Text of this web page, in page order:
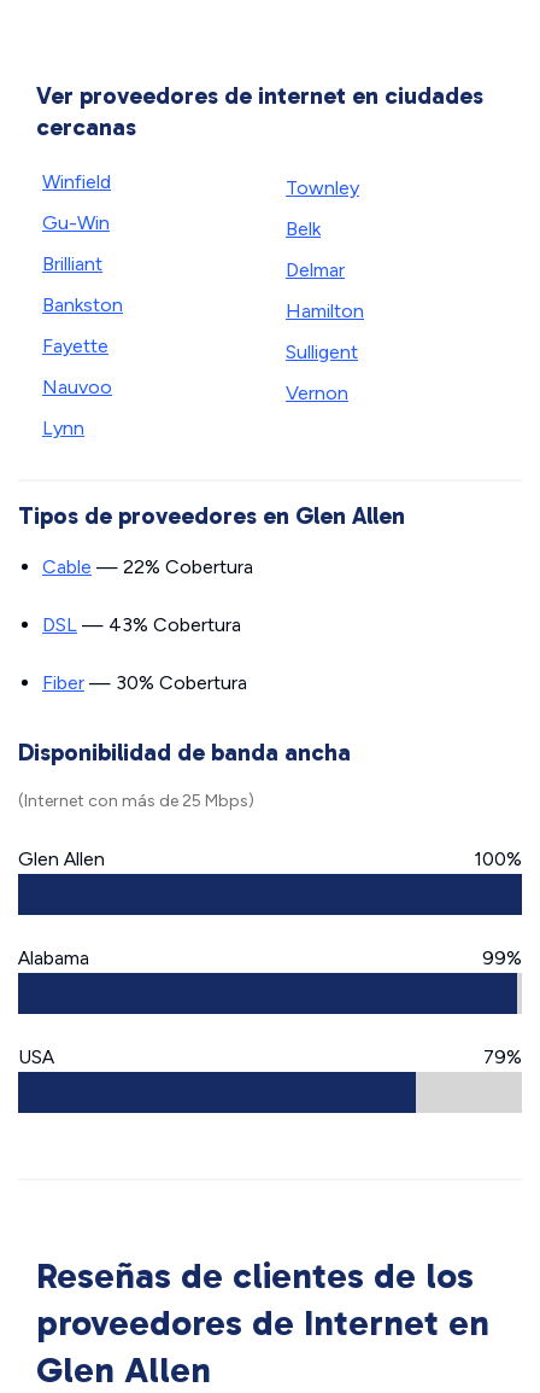
Ver proveedores de internet en ciudades
cercanas
Winfield
Gu-Win
Brilliant
Bankston
Fayette
Nauvoo
Lynn
Townley
Belk
Delmar
Hamilton
Sulligent
Vernon
Tipos de proveedores en Glen Allen
Cable — 22% Cobertura
DSL — 43% Cobertura
Fiber — 30% Cobertura
Disponibilidad de banda ancha
(Internet con más de 25 Mbps)
Glen Allen 100%
Alabama 99%
USA 79%
Reseñas de clientes de los
proveedores de Internet en
Glen Allen